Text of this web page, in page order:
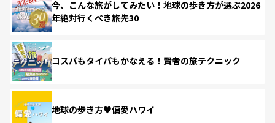
今、こんな旅がしてみたい！地球の歩き方が選ぶ2026
年絶対行くべき旅先30
コスパもタイパもかなえる！賢者の旅テクニック
地球の歩き方♥偏愛ハワイ